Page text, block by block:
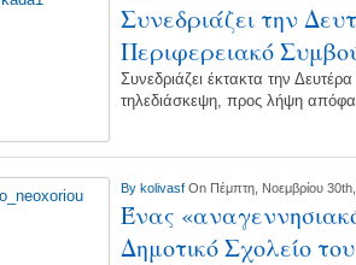
Συνεδριάζει την
Περιφερειακό
Συνεδριάζει έκτακτα την
τηλεδιάσκεψη, προς λήψη
By kolivasf On Πέμπτη, Νοεμβρίου
Ένας
Δημοτικό Σχολείο